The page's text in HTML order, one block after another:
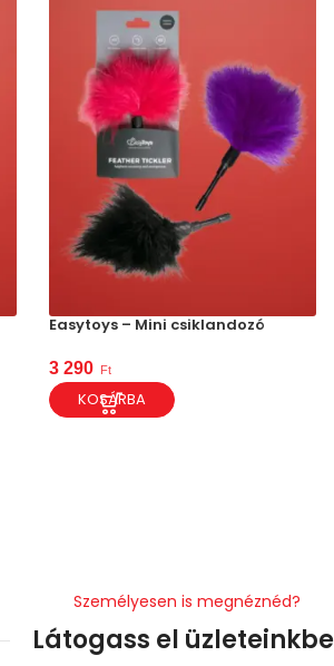
Easytoys – Mini csiklandozó
3 290 Ft
KOSÁRBA
Személyesen is megnéznéd?
Látogass el